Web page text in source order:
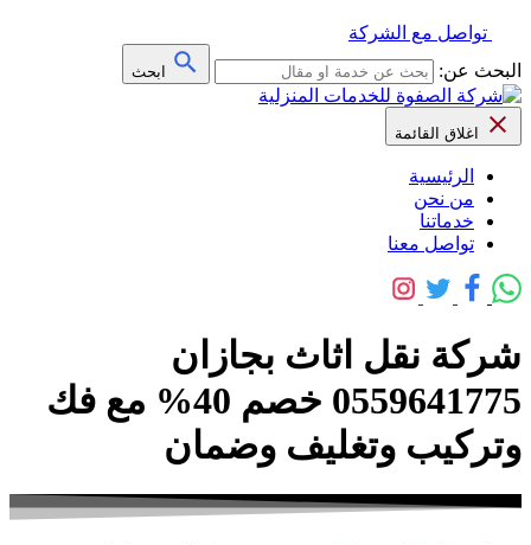
تواصل مع الشركة
البحث عن:
ابحث
اغلاق القائمة
الرئيسية
من نحن
خدماتنا
تواصل معنا
شركة نقل اثاث بجازان
0559641775 خصم 40% مع فك
وتركيب وتغليف وضمان